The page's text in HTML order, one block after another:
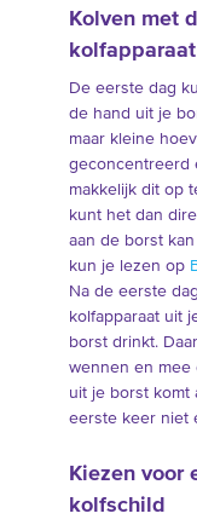
Kolven met
kolfapparaat
De eerste dag
de hand uit je
maar kleine
geconcentreerd
makkelijk dit op
kunt het dan
aan de borst
kun je lezen op
Na de eerste
kolfapparaat uit
borst drinkt.
wennen en mee
uit je borst komt
eerste keer niet
Kiezen voor
kolfschild